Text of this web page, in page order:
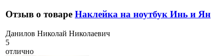
Отзыв о товаре Наклейка на ноутбук Инь и Ян
Данилов Николай Николаевич
5
отлично